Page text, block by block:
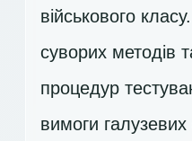
військового
суворих методів
процедур
вимоги галузевих